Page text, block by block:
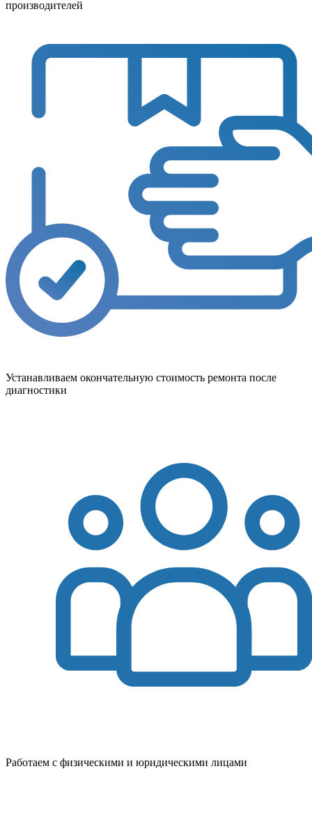
производителей
Устанавливаем окончательную стоимость ремонта после
диагностики
Работаем с физическими и юридическими лицами